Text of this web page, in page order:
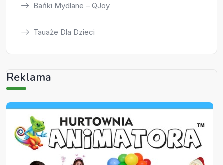
Bańki Mydlane – QJoy
Tauaże Dla Dzieci
Reklama